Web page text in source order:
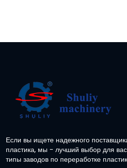
Если вы ищете надежного
пластика, мы - лучший выбор для
типы заводов по переработке